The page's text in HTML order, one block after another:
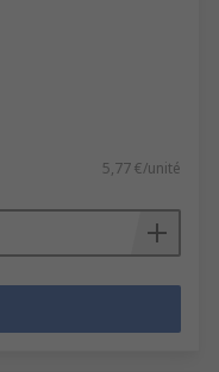
5,77 €/unité